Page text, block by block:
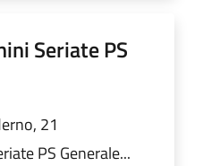
Seriate PS
21
PS Generale...